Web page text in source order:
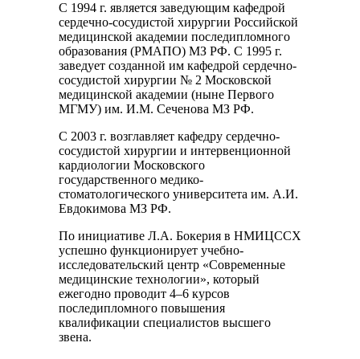
С 1994 г. является заведующим кафедрой
сердечно-сосудистой хирургии Российской
медицинской академии последипломного
образования (РМАПО) МЗ РФ. С 1995 г.
заведует созданной им кафедрой сердечно-
сосудистой хирургии № 2 Московской
медицинской академии (ныне Первого
МГМУ) им. И.М. Сеченова МЗ РФ.
С 2003 г. возглавляет кафедру сердечно-
сосудистой хирургии и интервенционной
кардиологии Московского
государственного медико-
стоматологического университета им. А.И.
Евдокимова МЗ РФ.
По инициативе Л.А. Бокерия в НМИЦССХ
успешно функционирует учебно-
исследовательский центр «Современные
медицинские технологии», который
ежегодно проводит 4–6 курсов
последипломного повышения
квалификации специалистов высшего
звена.